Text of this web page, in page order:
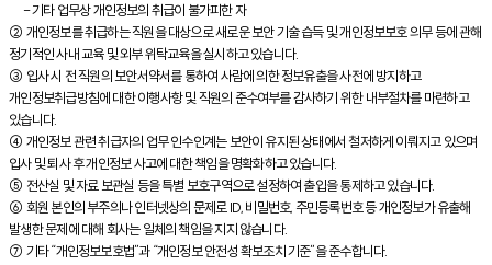
- 기타 업무상 개인정보의 취급이 불가피한 자
② 개인정보를 취급하는 직원을 대상으로 새로운 보안 기술 습득 및 개인정보보호 의무 등에 관해
정기적인 사내 교육 및 외부 위탁교육을 실시하고 있습니다.
③ 입사 시 전 직원의 보안서약서를 통하여 사람에 의한 정보유출을 사전에 방지하고
개인정보취급방침에 대한 이행사항 및 직원의 준수여부를 감사하기 위한 내부절차를 마련하고
있습니다.
④ 개인정보 관련 취급자의 업무 인수인계는 보안이 유지된 상태에서 철저하게 이뤄지고 있으며
입사 및 퇴사 후 개인정보 사고에 대한 책임을 명확화하고 있습니다.
⑤ 전산실 및 자료 보관실 등을 특별 보호구역으로 설정하여 출입을 통제하고 있습니다.
⑥ 회원 본인의 부주의나 인터넷상의 문제로 ID, 비밀번호, 주민등록번호 등 개인정보가 유출해
발생한 문제에 대해 회사는 일체의 책임을 지지 않습니다.
⑦ 기타 “개인정보보호법”과 “개인정보 안전성 확보조치 기준”을 준수합니다.